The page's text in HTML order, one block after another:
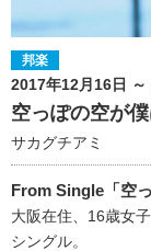
邦楽
2017年12月16日 ～
空っぽの空が
サカグチアミ
From Single「空
大阪在住、16歳女
シングル。